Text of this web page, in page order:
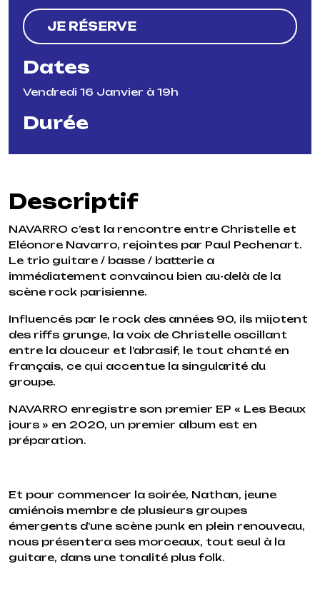
JE RÉSERVE
Dates
Vendredi 16 Janvier à 19h
Durée
Descriptif
NAVARRO c’est la rencontre entre Christelle et
Eléonore Navarro, rejointes par Paul Pechenart.
Le trio guitare / basse / batterie a
immédiatement convaincu bien au-delà de la
scène rock parisienne.
Influencés par le rock des années 90, ils mijotent
des riffs grunge, la voix de Christelle oscillant
entre la douceur et l’abrasif, le tout chanté en
français, ce qui accentue la singularité du
groupe.
NAVARRO enregistre son premier EP « Les Beaux
jours » en 2020, un premier album est en
préparation.
Et pour commencer la soirée, Nathan, jeune
amiénois membre de plusieurs groupes
émergents d’une scène punk en plein renouveau,
nous présentera ses morceaux, tout seul à la
guitare, dans une tonalité plus folk.